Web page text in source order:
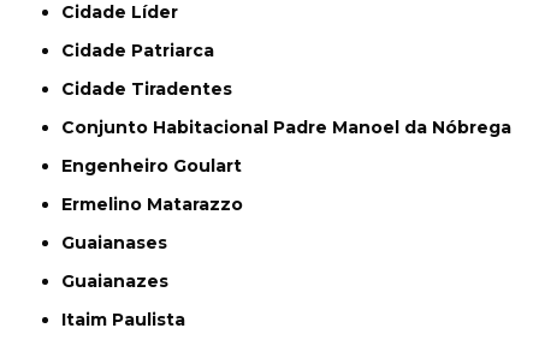
Cidade Líder
Cidade Patriarca
Cidade Tiradentes
Conjunto Habitacional Padre Manoel da Nóbrega
Engenheiro Goulart
Ermelino Matarazzo
Guaianases
Guaianazes
Itaim Paulista